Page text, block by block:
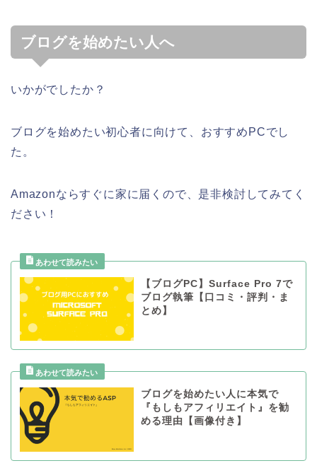
ブログを始めたい人へ
いかがでしたか？
ブログを始めたい初心者に向けて、おすすめPCでし
た。
Amazonならすぐに家に届くので、是非検討してみてく
ださい！
【ブログPC】Surface Pro 7で
ブログ執筆【口コミ・評判・ま
とめ】
ブログを始めたい人に本気で
『もしもアフィリエイト』を勧
める理由【画像付き】